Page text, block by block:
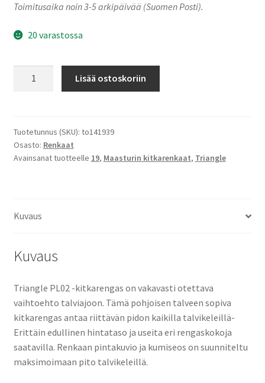
Toimitusaika noin 3-5 arkipäivää (Suomen Posti).
20 varastossa
Pl02
määrä
Lisää ostoskoriin
Tuotetunnus (SKU): to141939
Osasto: Renkaat
Avainsanat tuotteelle 19, Maasturin kitkarenkaat, Triangle
Kuvaus
Kuvaus
Triangle PL02 -kitkarengas on vakavasti otettava
vaihtoehto talviajoon. Tämä pohjoisen talveen sopiva
kitkarengas antaa riittävän pidon kaikilla talvikeleillä-
Erittäin edullinen hintataso ja useita eri rengaskokoja
saatavilla. Renkaan pintakuvio ja kumiseos on suunniteltu
maksimoimaan pito talvikeleillä.